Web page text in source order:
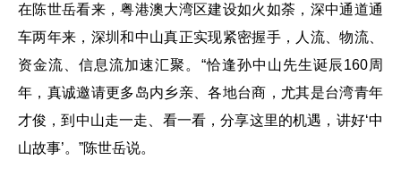
在陈世岳看来，粤港澳大湾区建设如火如荼，深中通道通
车两年来，深圳和中山真正实现紧密握手，人流、物流、
资金流、信息流加速汇聚。“恰逢孙中山先生诞辰160周
年，真诚邀请更多岛内乡亲、各地台商，尤其是台湾青年
才俊，到中山走一走、看一看，分享这里的机遇，讲好‘中
山故事’。”陈世岳说。